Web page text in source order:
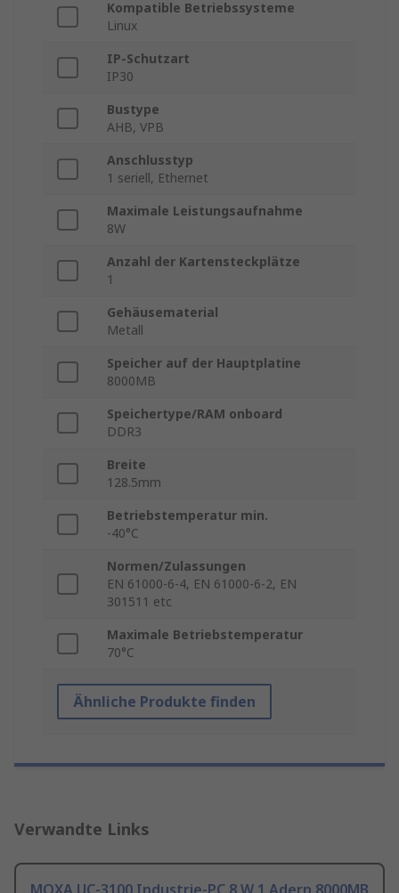
Kompatible Betriebssysteme
Linux
IP-Schutzart
IP30
Bustype
AHB, VPB
Anschlusstyp
1 seriell, Ethernet
Maximale Leistungsaufnahme
8W
Anzahl der Kartensteckplätze
1
Gehäusematerial
Metall
Speicher auf der Hauptplatine
8000MB
Speichertype/RAM onboard
DDR3
Breite
128.5mm
Betriebstemperatur min.
-40°C
Normen/Zulassungen
EN 61000-6-4, EN 61000-6-2, EN
301511 etc
Maximale Betriebstemperatur
70°C
Ähnliche Produkte finden
Verwandte Links